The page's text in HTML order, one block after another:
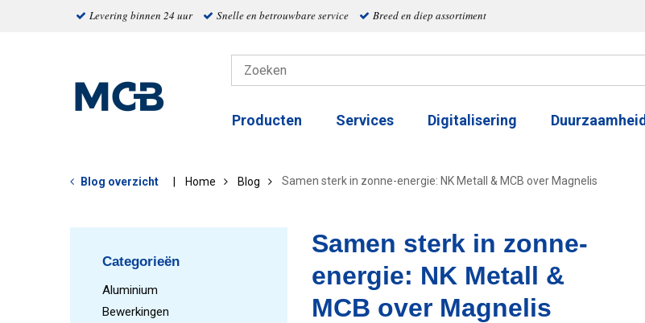
Levering binnen 24 uur Snelle en betrouwbare service Breed en diep assortiment
Producten Services Digitalisering Duurzaamheid
Blog overzicht Home Blog Samen sterk in zonne-energie: NK Metall & MCB over Magnelis
Categorieën
Aluminium
Bewerkingen
Samen sterk in zonne-
energie: NK Metall &
MCB over Magnelis